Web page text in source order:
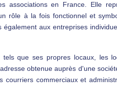
associations en France. Elle
rôle à la fois fonctionnel et
aux entreprises
que ses propres locaux, les
obtenue auprès d'une
commerciaux et